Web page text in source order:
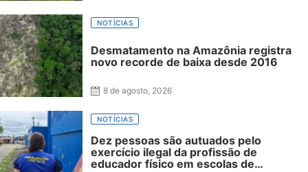
NOTÍCIAS
Desmatamento na Amazônia registra
novo recorde de baixa desde 2016
8 de agosto, 2026
NOTÍCIAS
Dez pessoas são autuados pelo
exercício ilegal da profissão de
educador físico em escolas de